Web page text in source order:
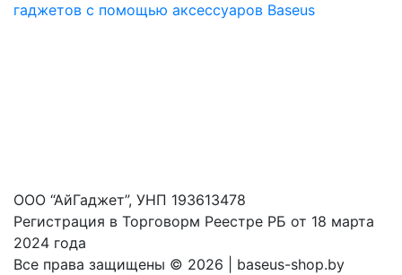
гаджетов с помощью аксессуаров Baseus
ООО “АйГаджет”, УНП 193613478
Регистрация в Торговорм Реестре РБ от 18 марта
2024 года
Все права защищены © 2026 | baseus-shop.by